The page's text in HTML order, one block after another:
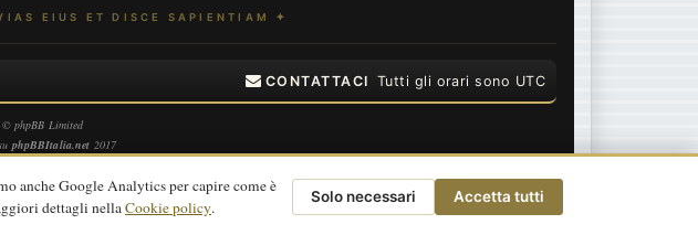
Tutti gli orari sono UTC
CONTATTACI
phpBB Limited
phpBBItalia.net 2017
anche Google Analytics per capire come è
dettagli nellaCookie policy.
Solo necessari Accetta tutti